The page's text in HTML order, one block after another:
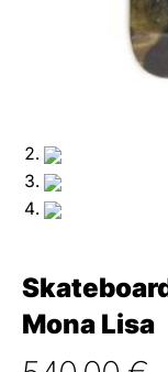
Mona Lisa